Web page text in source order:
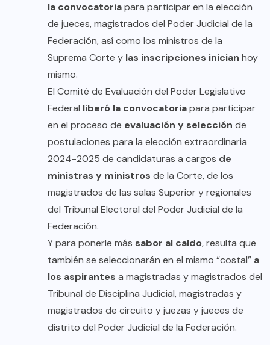
la convocatoriapara participar en la elección
de jueces, magistrados del Poder Judicial de la
Federación, así como los ministros de la
Suprema Corte y las inscripciones inician hoy
mismo.
El Comité de Evaluación del Poder Legislativo
Federal liberó la convocatoriapara participar
en el proceso de evaluación y selección de
postulaciones para la elección extraordinaria
2024-2025 de candidaturas a cargos de
ministras y ministros de la Corte, de los
magistrados de las salas Superior y regionales
del Tribunal Electoral del Poder Judicial de la
Federación.
Y para ponerle más sabor al caldo, resulta que
también se seleccionarán en el mismo “costal” a
los aspirantes a magistradas y magistrados del
Tribunal de Disciplina Judicial, magistradas y
magistrados de circuito y juezas y jueces de
distrito del Poder Judicial de la Federación.